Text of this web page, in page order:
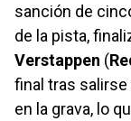
sanción de
de la pista,
Verstappen (
final tras salirse
en la grava, lo